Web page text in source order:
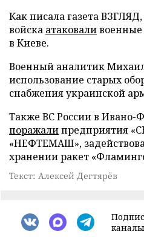
Как писала газета ВЗГЛЯД,
войска атаковаливоенные
в Киеве.
Военный аналитик
использование старых
снабжения украинской
Также ВС России в Ивано-
поражалипредприятия
«НЕФТЕМАШ»,
хранении ракет
Текст: Алексей Дегтярёв
каналы